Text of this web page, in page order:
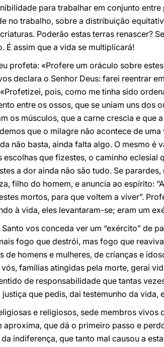
para trabalhar em conjunto
no trabalho, sobre a distribuição
Poderão estas terras renascer?
É assim que a vida se multiplicará!
profeta: «Profere um oráculo sobre
declara o Senhor Deus: farei reentrar
pois, como me tinha sido
entre os ossos, que se uniam uns dos
os músculos, que a carne crescia e que
que o milagre não acontece de
não basta, ainda falta algo. O mesmo é
escolhas que fizestes, o caminho eclesial
a dor ainda não são tudo. Se
filho do homem, e anuncia ao espírito:
mortos, para que voltem a viver”.
à vida, eles levantaram-se; eram um
vos conceda ver um “exército” de
fogo que destrói, mas fogo que
de homens e mulheres, de crianças e
famílias atingidas pela morte, gerai
de responsabilidade que tantas
que pedis, dai testemunho da vida,
e religiosos, sede membros
aproxima, que dá o primeiro passo e
indiferença, que tanto mal causou a